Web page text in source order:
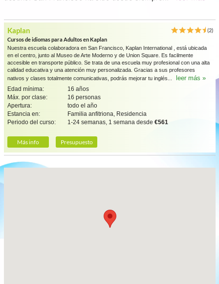
Kaplan
(2)
Cursos de idiomas para Adultos en Kaplan
Nuestra escuela colaboradora en San Francisco, Kaplan International , está ubicada
en el centro, junto al Museo de Arte Moderno y de Union Square. Es facilmente
accesible en transporte público. Se trata de una escuela muy profesional con una alta
calidad educativa y una atención muy personalizada. Gracias a sus profesores
nativos y clases totalmente comunicativas, podrás mejorar tu inglés...
leer más »
Edad mínima:
16 años
Máx. por clase:
16 personas
Apertura:
todo el año
Estancia en:
Familia anfitriona, Residencia
Periodo del curso:
1-24 semanas, 1 semana desde €561
Más info Presupuesto